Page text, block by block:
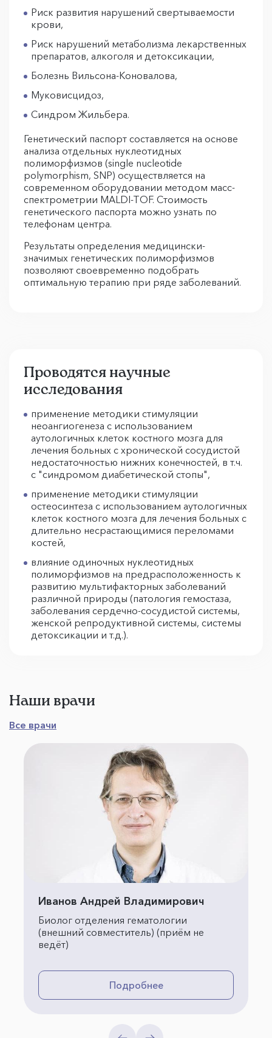
Риск развития нарушений свертываемости
крови,
Риск нарушений метаболизма лекарственных
препаратов, алкоголя и детоксикации,
Болезнь Вильсона-Коновалова,
Муковисцидоз,
Синдром Жильбера.
Генетический паспорт составляется на основе
анализа отдельных нуклеотидных
полиморфизмов (single nucleotide
polymorphism, SNP) осуществляется на
современном оборудовании методом масс-
спектрометрии MALDI-TOF. Стоимость
генетического паспорта можно узнать по
телефонам центра.
Результаты определения медицински-
значимых генетических полиморфизмов
позволяют своевременно подобрать
оптимальную терапию при ряде заболеваний.
Проводятся научные
исследования
применение методики стимуляции
неоангиогенеза с использованием
аутологичных клеток костного мозга для
лечения больных с хронической сосудистой
недостаточностью нижних конечностей, в т.ч.
с "синдромом диабетической стопы",
применение методики стимуляции
остеосинтеза с использованием аутологичных
клеток костного мозга для лечения больных с
длительно несрастающимися переломами
костей,
влияние одиночных нуклеотидных
полиморфизмов на предрасположенность к
развитию мультифакторных заболеваний
различной природы (патология гемостаза,
заболевания сердечно-сосудистой системы,
женской репродуктивной системы, системы
детоксикации и т.д.).
Наши врачи
Все врачи
Иванов Андрей Владимирович
Биолог отделения гематологии
(внешний совместитель) (приём не
ведёт)
Подробнее